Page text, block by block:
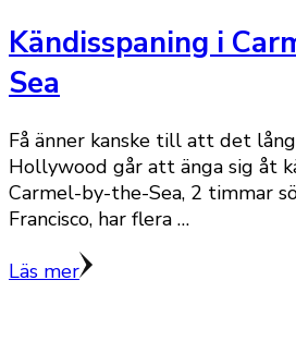
Kändisspaning i
Sea
Få änner kanske till att det
Hollywood går att änga sig åt
Carmel-by-the-Sea, 2 timmar
Francisco, har flera …
Läs mer